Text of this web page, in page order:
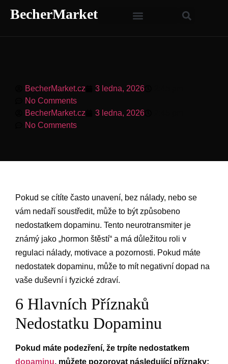
BecherMarket
BecherMarket.cz 3 ledna, 2026
No Comments
BecherMarket.cz
3 ledna, 2026
No Comments
Pokud se cítíte často unavení, bez nálady, nebo se
vám nedaří soustředit, může to být způsobeno
nedostatkem dopaminu. Tento neurotransmiter je
známý jako „hormon štěstí“ a má důležitou roli v
regulaci nálady, motivace a pozornosti. Pokud máte
nedostatek dopaminu, může to mít negativní dopad na
vaše duševní i fyzické zdraví.
6 Hlavních Příznaků
Nedostatku Dopaminu
Pokud máte podezření, že trpíte nedostatkem
dopaminu, můžete pozorovat následující příznaky: